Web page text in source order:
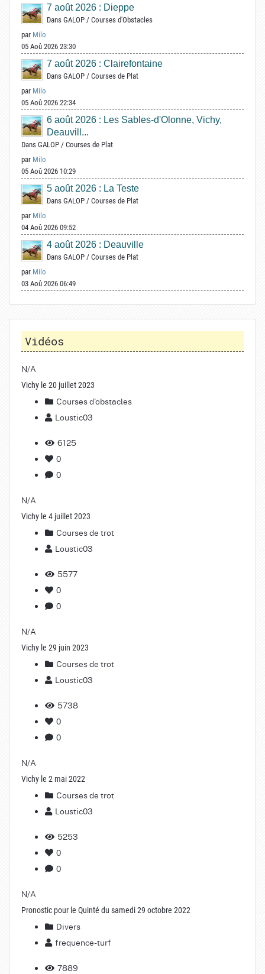
7 août 2026 : Dieppe
Dans GALOP / Courses d'Obstacles
par Milo
05 Aoû 2026 23:30
7 août 2026 : Clairefontaine
Dans GALOP / Courses de Plat
par Milo
05 Aoû 2026 22:34
6 août 2026 : Les Sables-d'Olonne, Vichy,
Deauvill...
Dans GALOP / Courses de Plat
par Milo
05 Aoû 2026 10:29
5 août 2026 : La Teste
Dans GALOP / Courses de Plat
par Milo
04 Aoû 2026 09:52
4 août 2026 : Deauville
Dans GALOP / Courses de Plat
par Milo
03 Aoû 2026 06:49
Vidéos
N/A
Vichy le 20 juillet 2023
Courses d'obstacles
Loustic03
6125
0
0
N/A
Vichy le 4 juillet 2023
Courses de trot
Loustic03
5577
0
0
N/A
Vichy le 29 juin 2023
Courses de trot
Loustic03
5738
0
0
N/A
Vichy le 2 mai 2022
Courses de trot
Loustic03
5253
0
0
N/A
Pronostic pour le Quinté du samedi 29 octobre 2022
Divers
frequence-turf
7889